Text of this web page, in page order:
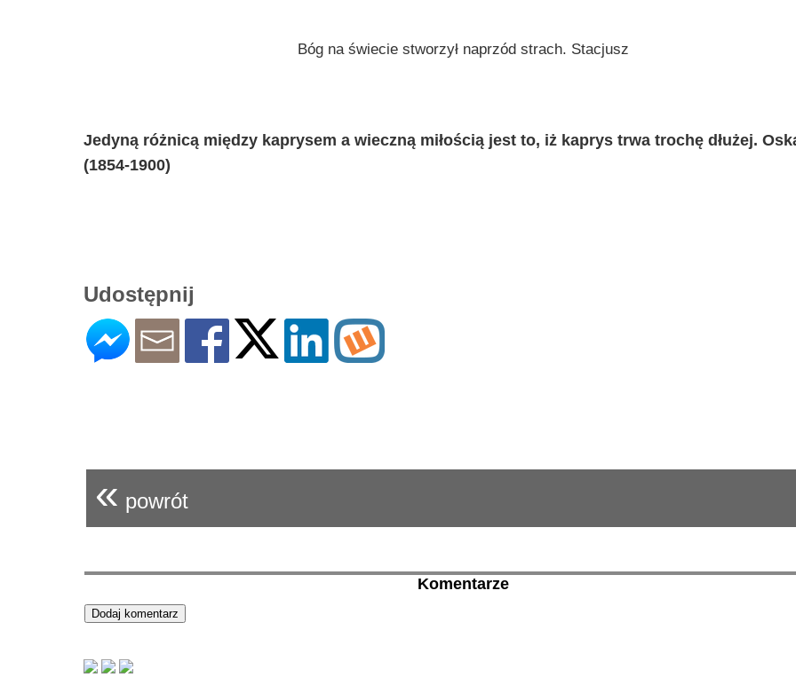
Bóg na świecie stworzył naprzód strach. Stacjusz
Jedyną różnicą między kaprysem a wieczną miłością jest to, iż kaprys trwa trochę dłużej.
(1854-1900)
Udostępnij
« powrót
Komentarze